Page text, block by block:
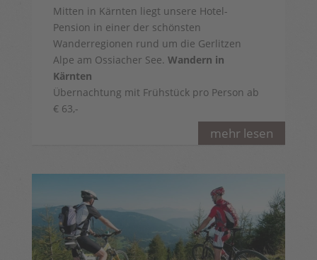
mehr lesen
Mitten in Kärnten liegt unsere Hotel-
Pension in einer der schönsten
Wanderregionen rund um die Gerlitzen
Alpe am Ossiacher See. Wandern in
Kärnten
Übernachtung mit Frühstück pro Person ab
€ 63,-